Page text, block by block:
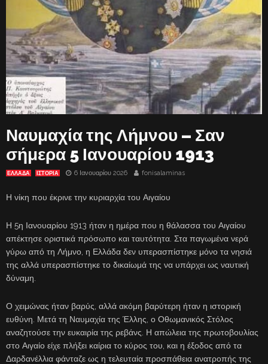
Ναυμαχία της Λήμνου – Σαν
σήμερα 5 Ιανουαρίου 1913
ΕΛΛΑΔΑ ΙΣΤΟΡΙΑ 6 Ιανουαρίου 2026 fonisalaminas
Η νίκη που έκρινε την κυριαρχία του Αιγαίου
Η 5η Ιανουαρίου 1913 ήταν η ημέρα που η θάλασσα του Αιγαίου
απέκτησε οριστικά πρόσωπο και ταυτότητα. Στα παγωμένα νερά
γύρω από τη Λήμνο, η Ελλάδα δεν υπερασπίστηκε μόνο τα νησιά
της αλλά υπερασπίστηκε το δικαίωμά της να υπάρχει ως ναυτική
δύναμη.
Ο χειμώνας ήταν βαρύς, αλλά ακόμη βαρύτερη ήταν η ιστορική
ευθύνη. Μετά τη Ναυμαχία της Έλλης, ο Οθωμανικός Στόλος
αναζητούσε την ευκαιρία της ρεβάνς. Η απώλεια της πρωτοβουλίας
στο Αιγαίο είχε πλήξει καίρια το κύρος του, και η έξοδος από τα
Δαρδανέλλια φάνταζε ως η τελευταία προσπάθεια ανατροπής της